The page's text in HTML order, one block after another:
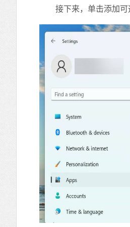
接下来，单击添加可